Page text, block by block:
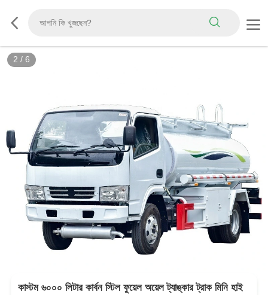
3 / 6
কাস্টম ৬০০০ লিটার কার্বন স্টিল ফুয়েল অয়েল ট্যাঙ্কার ট্রাক মিনি হাই